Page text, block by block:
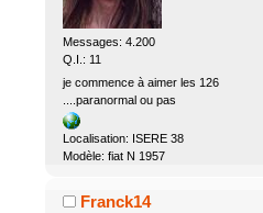
Messages: 4.200
Q.I.: 11
je commence à aimer les 126
....paranormal ou pas
Localisation: ISERE 38
Modèle: fiat N 1957
Franck14